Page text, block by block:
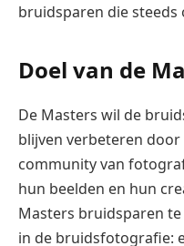
bruidsparen die steeds
Doel van de
De Masters wil de
blijven verbeteren
community van
hun beelden en hun
Masters bruidsparen
in de bruidsfotografie: